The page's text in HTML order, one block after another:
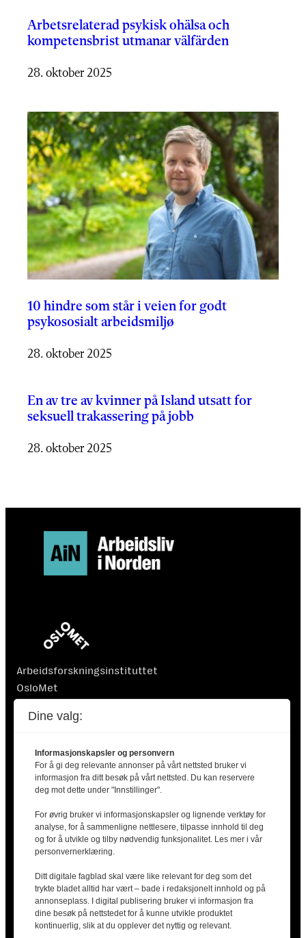
Arbetsrelaterad psykisk ohälsa och
kompetensbrist utmanar välfärden
28. oktober 2025
10 hindre som står i veien for godt
psykososialt arbeidsmiljø
28. oktober 2025
En av tre av kvinner på Island utsatt for
seksuell trakassering på jobb
28. oktober 2025
Arbeidsforskningsinstituttet
OsloMet
0130 Oslo
Finansiert av Nordisk Ministerråd. Nordisk Ministerråd
er ikke ansvarlig for innholdet i artiklene.
2025 © Arbeidsliv i Norden | Kontakt oss|
Dine valg:
Informasjonskapsler og personvern
For å gi deg relevante annonser på vårt nettsted bruker vi
informasjon fra ditt besøk på vårt nettsted. Du kan reservere
deg mot dette under "Innstillinger".
For øvrig bruker vi informasjonskapsler og lignende verktøy for
analyse, for å sammenligne nettlesere, tilpasse innhold til deg
og for å utvikle og tilby nødvendig funksjonalitet. Les mer i vår
personvernerklæring.
Ditt digitale fagblad skal være like relevant for deg som det
trykte bladet alltid har vært – bade i redaksjonelt innhold og på
annonseplass. I digital publisering bruker vi informasjon fra
dine besøk på nettstedet for å kunne utvikle produktet
kontinuerlig, slik at du opplever det nyttig og relevant.